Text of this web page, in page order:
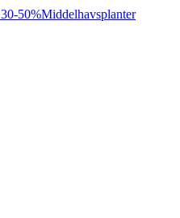
30-50%Middelhavsplanter